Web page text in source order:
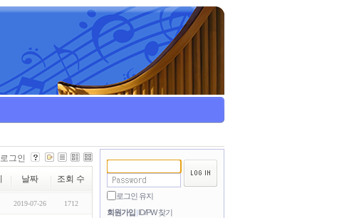
로그인 유지
회원가입 ID/PW 찾기
로그인
날짜 조회 수
2019-07-26 1712